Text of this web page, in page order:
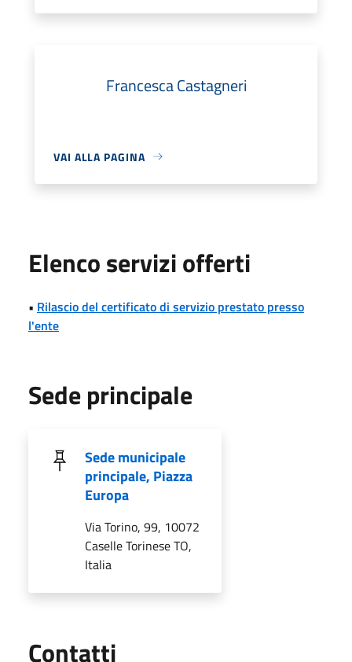
Francesca Castagneri
VAI ALLA PAGINA
Elenco servizi offerti
• Rilascio del certificato di servizio prestato presso
l'ente
Sede principale
Sede municipale
principale, Piazza
Europa
Via Torino, 99, 10072
Caselle Torinese TO,
Italia
Contatti